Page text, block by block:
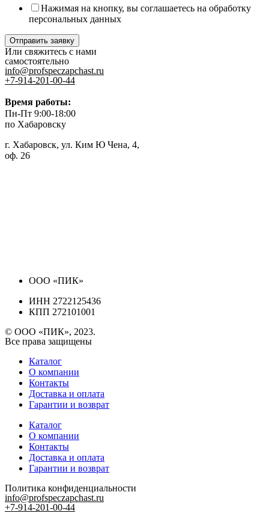
Нажимая на кнопку, вы соглашаетесь на обработку
персональных данных
Отправить заявку
Или свяжитесь с нами
самостоятельно
info@profspeczapchast.ru
+7-914-201-00-44
Время работы:
Пн-Пт 9:00-18:00
по Хабаровску
г. Хабаровск, ул. Ким Ю Чена, 4,
оф. 26
ООО «ПИК»
ИНН 2722125436
КПП 272101001
© ООО «ПИК», 2023.
Все права защищены
Каталог
О компании
Контакты
Доставка и оплата
Гарантии и возврат
Каталог
О компании
Контакты
Доставка и оплата
Гарантии и возврат
Политика конфиденциальности
info@profspeczapchast.ru
+7-914-201-00-44